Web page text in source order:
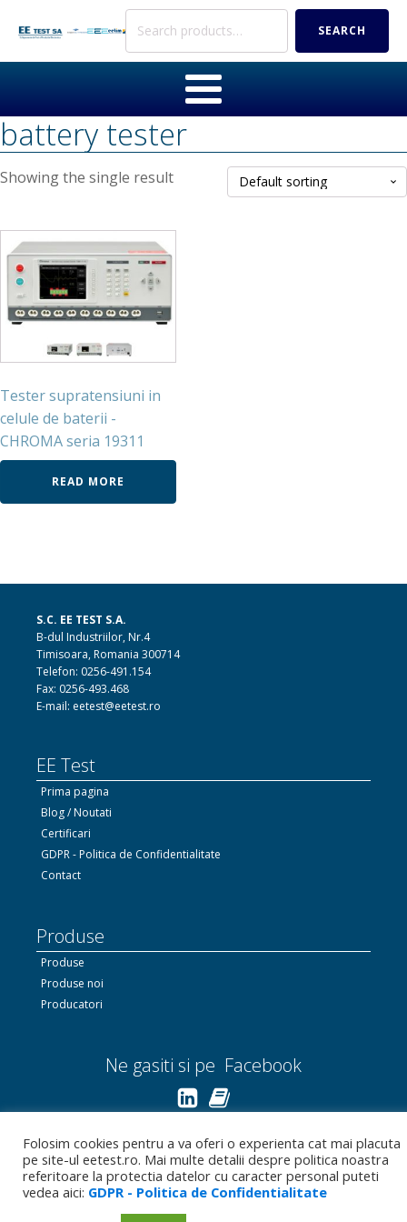
Search
SEARCH
battery tester
Showing the single result
Tester supratensiuni in
celule de baterii -
CHROMA seria 19311
READ MORE
S.C. EE TEST S.A.
B-dul Industriilor, Nr.4
Timisoara, Romania 300714
Telefon: 0256-491.154
Fax: 0256-493.468
E-mail: eetest@eetest.ro
EE Test
Prima pagina
Blog / Noutati
Certificari
GDPR - Politica de Confidentialitate
Contact
Produse
Produse
Produse noi
Producatori
Ne gasiti si pe Facebook
Linkedin.com
Bizoo.ro
Folosim cookies pentru a va oferi o experienta cat mai placuta
pe site-ul eetest.ro. Mai multe detalii despre politica noastra
referitoare la protectia datelor cu caracter personal puteti
vedea aici: GDPR - Politica de Confidentialitate